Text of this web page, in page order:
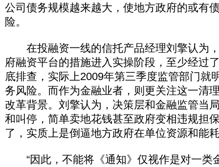
公司债务规模越来越大，使地方政府的或有
险。
在投融资一线的信托产品经理刘擎认为
府融资平台的措施进入实操阶段，至少经过
底排查，实际上2009年第三季度监管部门就
务风险。而作为金融业者，则更关注这一清
改革背景。刘擎认为，决策层和金融监管当
和叫停，简单卖地花钱甚至政府变相违规担
了，实质上是倒逼地方政府在单位资源和能
“因此，不能将《通知》仅视作是对一类金